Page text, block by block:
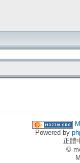
Powered by
正體
©